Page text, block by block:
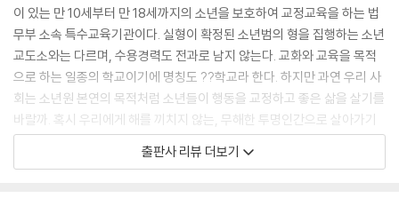
--- p.50~51
아이들과 나는, 그러니까 우리는 누가 누구를 가르치는 관계는 아니게 되
었다. 누가 일방적으로 무엇을 베푸는 관계도 아니다. 그것이 어떤 방법이
든 얼마만큼이든, 우리는 서로에게 영향을 끼치고 있는 것이 아닐까. 요란
한 색, 강력한 힘은 아닐지언정, 우리는 서로의 마음을 조금씩 물들이고 있
다.
이 있는 만 10세부터 만 18세까지의 소년을 보호하여 교정교육을 하는 법
무부 소속 특수교육기관이다. 실형이 확정된 소년범의 형을 집행하는 소년
교도소와는 다르며, 수용경력도 전과로 남지 않는다. 교화와 교육을 목적
으로 하는 일종의 학교이기에 명칭도 ??학교라 한다. 하지만 과연 우리 사
회는 소년원 본연의 목적처럼 소년들이 행동을 교정하고 좋은 삶을 살기를
바랄까. 혹시 우리에게 해를 끼치지 않는, 무해한 투명인간으로 살아가기
만 바라는 것은 아닐까. 평소라면 그 존재조차 몰랐을 소년원에서 국어수
업을 하며 학생들과 함께 성장한 이야기를 담은 『소년을 읽다』가 나왔다.
출판사 리뷰 더보기